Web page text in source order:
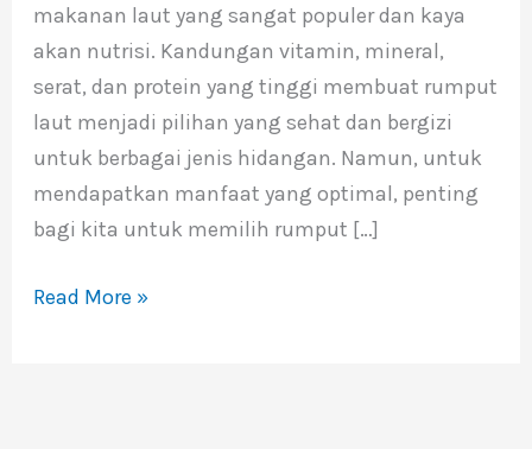
makanan laut yang sangat populer dan kaya
akan nutrisi. Kandungan vitamin, mineral,
serat, dan protein yang tinggi membuat rumput
laut menjadi pilihan yang sehat dan bergizi
untuk berbagai jenis hidangan. Namun, untuk
mendapatkan manfaat yang optimal, penting
bagi kita untuk memilih rumput […]
dan
Sehat
Read More »